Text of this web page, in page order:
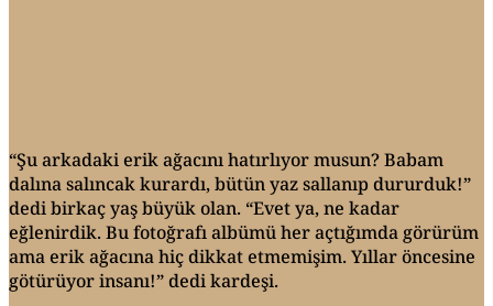
“Şu arkadaki erik ağacını hatırlıyor musun? Babam
dalına salıncak kurardı, bütün yaz sallanıp dururduk!”
dedi birkaç yaş büyük olan. “Evet ya, ne kadar
eğlenirdik. Bu fotoğrafı albümü her açtığımda görürüm
ama erik ağacına hiç dikkat etmemişim. Yıllar öncesine
götürüyor insanı!” dedi kardeşi.